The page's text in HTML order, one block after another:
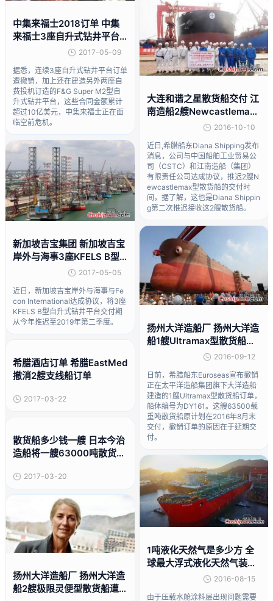
中集来福士2018订单 中集
来福士3座自升式钻井平台
2017-05-09
据悉，连续3座自升式钻井平台订单
遭撤销，加上还在建造另外两座自
费投机订造的F&G Super M2型自
升式钻井平台，这些合同金额累计
超过10亿美元，中集来福士正在面
临空前危机。
新加坡吉宝集团 新加坡吉宝
岸外与海事3座KFELS B型
自升式钻井平台延期交付
2017-05-05
近日，新加坡吉宝岸外与海事与Fe
con International达成协议，将3座
KFELS B型自升式钻井平台交付期
从今年推迟至2019年第二季度。
希腊酒店订单 希腊EastMed
撤消2艘支线船订单
2017-03-22
散货船多少钱一艘 日本今治
造船将一艘63000吨散货船
2017-03-20
扬州大洋造船厂 扬州大洋造
船2艘极限灵便型散货船遭
大连和谐之星散货船交付 江
南造船2艘Newcastlemax
型散货船遭延期交付2016-10-10
近日,希腊船东Diana Shipping发布
消息，公司与中国船舶工业贸易公
司（CSTC）和江南造船（集团）
有限责任公司达成协议，推迟2艘N
ewcastlemax型散货船的交付时
间，据了解，这也是Diana Shippin
g第二次推迟接收这2艘散货船。
扬州大洋造船厂 扬州大洋造
船1艘Ultramax型散货船遭
2016-09-12
日前，希腊船东Euroseas宣布撤销
正在太平洋造船集团旗下大洋造船
建造的1艘Ultramax型散货船订单，
船体编号为DY161。这艘63500载
重吨散货船原计划在2016年8月末
交付，撤销订单的原因在于延期交
付。
1吨液化天然气是多少方 全
球最大浮式液化天然气装置
2016-08-15
由于压载水舱涂料层出现问题需要